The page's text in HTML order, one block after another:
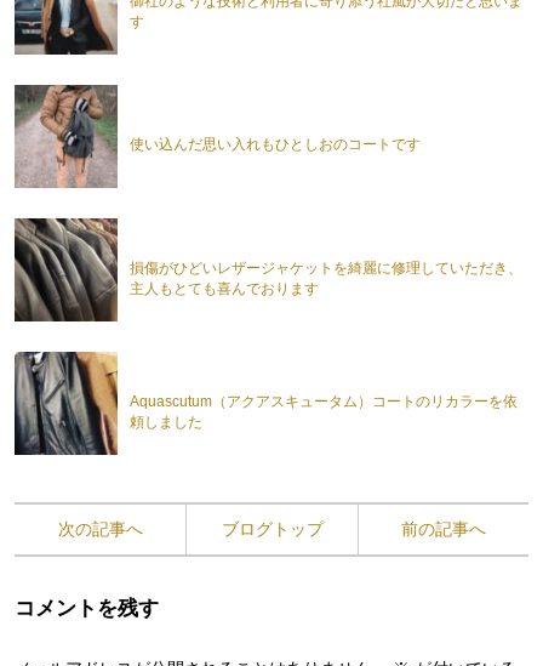
す
使い込んだ思い入れもひとしおのコートです
損傷がひどいレザージャケットを綺麗に修理していただき、
主人もとても喜んでおります
Aquascutum（アクアスキュータム）コートのリカラーを依
頼しました
次の記事へ ブログトップ 前の記事へ
コメントを残す